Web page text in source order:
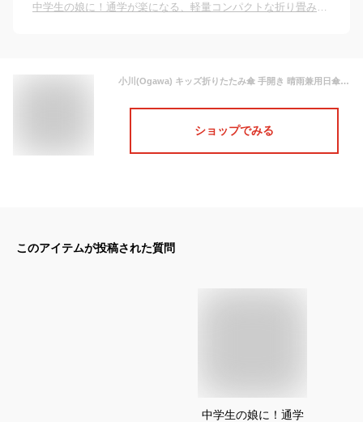
中学生の娘に！通学が楽になる、軽量コンパクトな折り畳み傘のおすすめは？
小川(Ogawa) キッズ折りたたみ傘 手開き 晴雨兼用日傘 50cm LINEDROPS ユニコーン UVカット率&遮光率99%以上 遮熱加工 はっ水 トートバック型共袋付 53182
ショップでみる
このアイテムが投稿された質問
中学生の娘に！通学